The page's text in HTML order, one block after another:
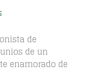
de
de un
enamorado de